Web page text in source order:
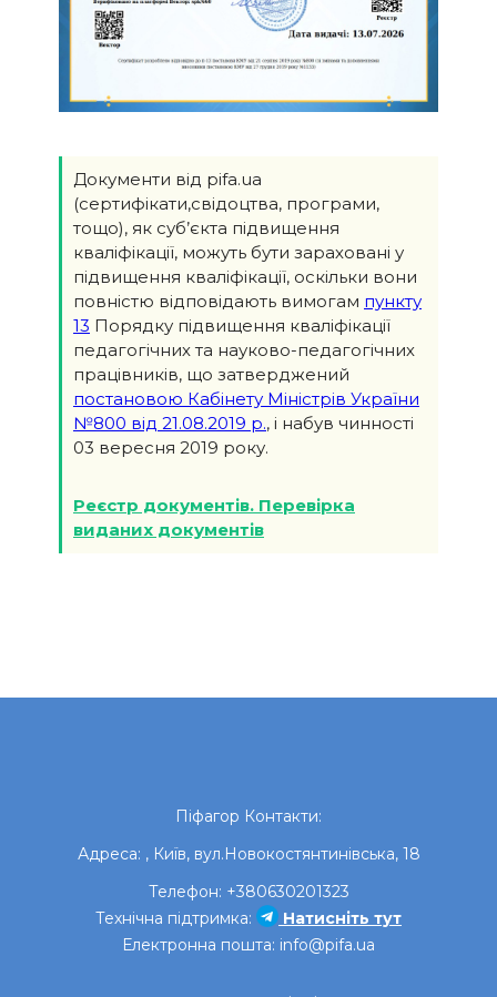
Документи від pifa.ua
(сертифікати,свідоцтва, програми,
тощо), як суб’єкта підвищення
кваліфікації, можуть бути зараховані у
підвищення кваліфікації, оскільки вони
повністю відповідають вимогам пункту
13 Порядку підвищення кваліфікації
педагогічних та науково-педагогічних
працівників, що затверджений
постановою Кабінету Міністрів України
№800 від 21.08.2019 р., і набув чинності
03 вересня 2019 року.
Реєстр документів. Перевірка
виданих документів
Піфагор Контакти:
Адреса: , Київ, вул.Новокостянтинівська, 18
Телефон: +380630201323
Технічна підтримка:
Натисніть тут
Електронна пошта: info@pifa.ua